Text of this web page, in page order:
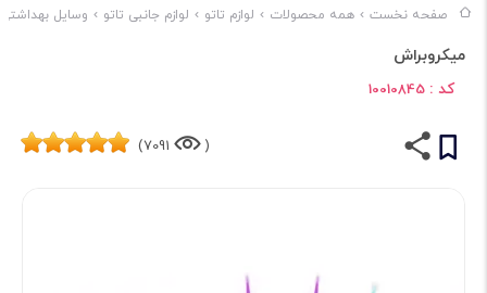
صفحه نخست همه محصولات لوازم تاتو لوازم جانبی تاتو وسایل بهداشتی
میکروبراش
کد : 10010845
(
7091)